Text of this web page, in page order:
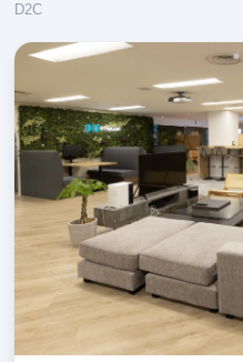
D2C